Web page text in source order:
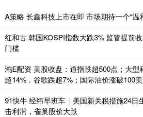
A策略 长鑫科技上市在即 市场期待一个“温
红和古 韩国KOSPI指数大跌3% 监管提前
门槛
鸿E配资 美股收盘：道指跌超500点；大型
超14%，谷歌跌超7%；国际油价涨破100
91快牛 经纬早班车｜美国新关税措施24日
击利润，雀巢股价大跌